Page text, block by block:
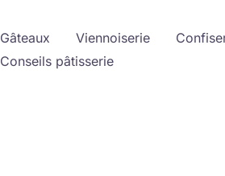
Gâteaux Viennoiserie
Conseils pâtisserie